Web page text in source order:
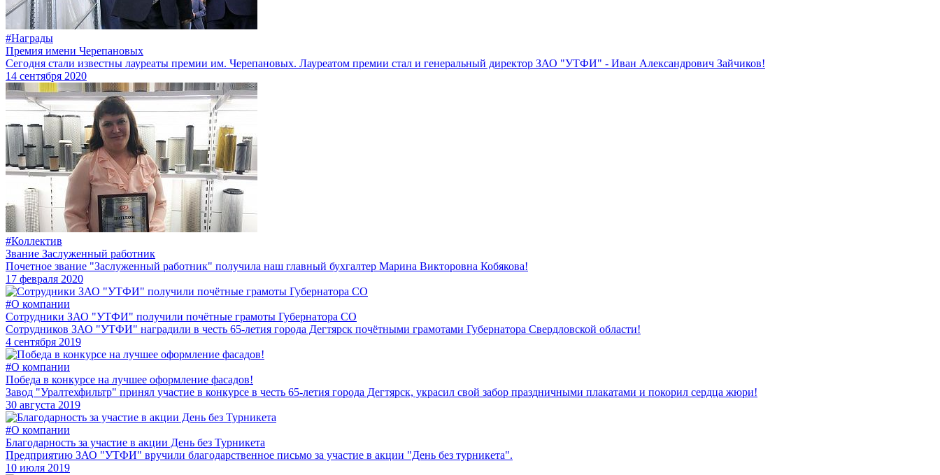
#Награды
Премия имени Черепановых
Сегодня стали известны лауреаты премии им. Черепановых. Лауреатом премии стал и генеральный директор ЗАО "УТФИ" - Иван Александрович Зайчиков!
14 сентября 2020
#Коллектив
Звание Заслуженный работник
Почетное звание "Заслуженный работник" получила наш главный бухгалтер Марина Викторовна Кобякова!
17 февраля 2020
#О компании
Сотрудники ЗАО "УТФИ" получили почётные грамоты Губернатора СО
Сотрудников ЗАО "УТФИ" наградили в честь 65-летия города Дегтярск почётными грамотами Губернатора Свердловской области!
4 сентября 2019
#О компании
Победа в конкурсе на лучшее оформление фасадов!
Завод "Уралтехфильтр" принял участие в конкурсе в честь 65-летия города Дегтярск, украсил свой забор праздничными плакатами и покорил сердца жюри!
30 августа 2019
#О компании
Благодарность за участие в акции День без Турникета
Предприятию ЗАО "УТФИ" вручили благодарственное письмо за участие в акции "День без турникета".
10 июля 2019